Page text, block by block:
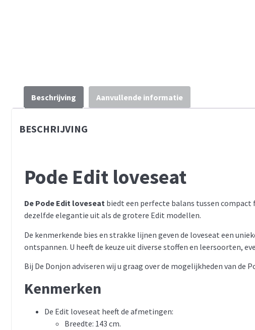
Beschrijving Aanvullende informatie
BESCHRIJVING
Pode Edit loveseat
De Pode Edit loveseat biedt een perfecte balans tussen
dezelfde elegantie uit als de grotere Edit modellen.
De kenmerkende bies en strakke lijnen geven de loveseat een
ontspannen. U heeft de keuze uit diverse stoffen en leersoorten,
Bij De Donjon adviseren wij u graag over de mogelijkheden van de
Kenmerken
De Edit loveseat heeft de afmetingen:
Breedte: 143 cm.